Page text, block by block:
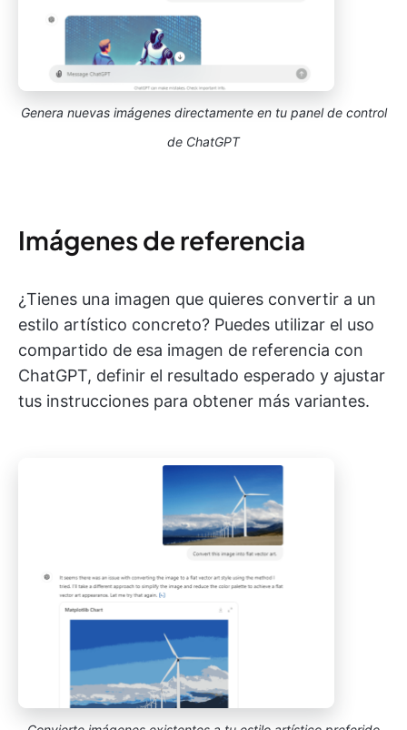
Genera nuevas imágenes directamente en tu panel de control
de ChatGPT
Imágenes de referencia
¿Tienes una imagen que quieres convertir a un
estilo artístico concreto? Puedes utilizar el uso
compartido de esa imagen de referencia con
ChatGPT, definir el resultado esperado y ajustar
tus instrucciones para obtener más variantes.